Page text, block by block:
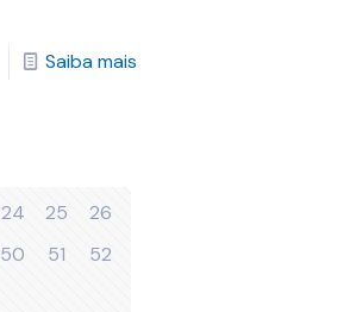
Saiba mais
24 25
26
50 51
52